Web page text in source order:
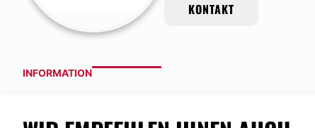
KONTAKT
INFORMATION